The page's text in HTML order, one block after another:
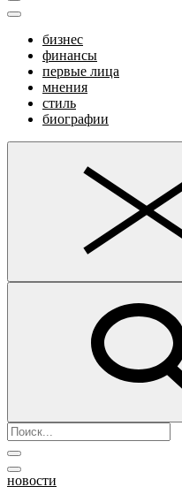
бизнес
финансы
первые лица
мнения
стиль
биографии
новости